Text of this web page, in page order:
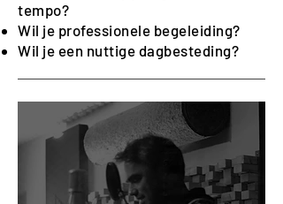
tempo?
Wil je professionele begeleiding?
Wil je een nuttige dagbesteding?